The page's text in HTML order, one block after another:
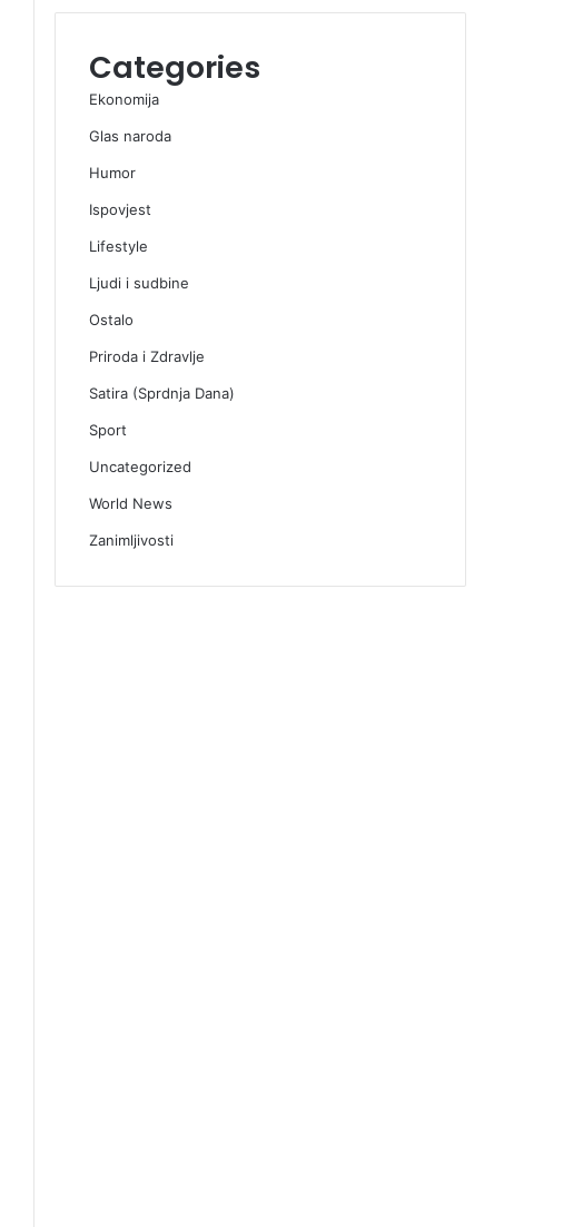
Categories
Ekonomija
Glas naroda
Humor
Ispovjest
Lifestyle
Ljudi i sudbine
Ostalo
Priroda i Zdravlje
Satira (Sprdnja Dana)
Sport
Uncategorized
World News
Zanimljivosti